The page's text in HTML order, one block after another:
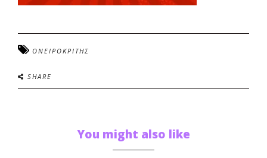
ΟΝΕΙΡΟΚΡΙΤΗΣ
SHARE
You might also like